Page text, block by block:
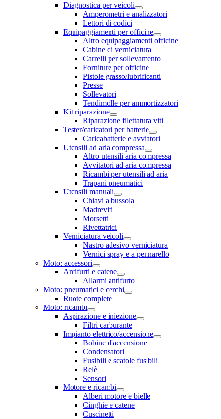
Diagnostica per veicoli
Amperometri e analizzatori
Lettori di codici
Equipaggiamenti per officine
Altro equipaggiamenti officine
Cabine di verniciatura
Carrelli per sollevamento
Forniture per officine
Pistole grasso/lubrificanti
Presse
Sollevatori
Tendimolle per ammortizzatori
Kit riparazione
Riparazione filettatura viti
Tester/caricatori per batterie
Caricabatterie e avviatori
Utensili ad aria compressa
Altro utensili aria compressa
Avvitatori ad aria compressa
Ricambi per utensili ad aria
Trapani pneumatici
Utensili manuali
Chiavi a bussola
Madreviti
Morsetti
Rivettatrici
Verniciatura veicoli
Nastro adesivo verniciatura
Vernici spray e a pennarello
Moto: accessori
Antifurti e catene
Allarmi antifurto
Moto: pneumatici e cerchi
Ruote complete
Moto: ricambi
Aspirazione e iniezione
Filtri carburante
Impianto elettrico/accensione
Bobine d'accensione
Condensatori
Fusibili e scatole fusibili
Relè
Sensori
Motore e ricambi
Alberi motore e bielle
Cinghie e catene
Cuscinetti